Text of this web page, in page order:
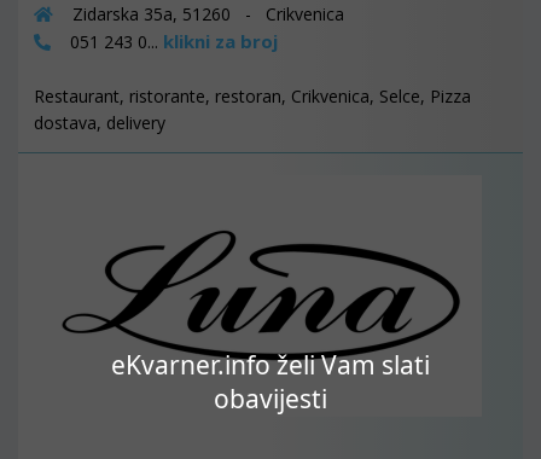
eKvarner.info želi Vam slati
obavijesti
Zidarska 35a, 51260 - Crikvenica
051 243 0... klikni za broj
Restaurant, ristorante, restoran, Crikvenica, Selce, Pizza
dostava, delivery